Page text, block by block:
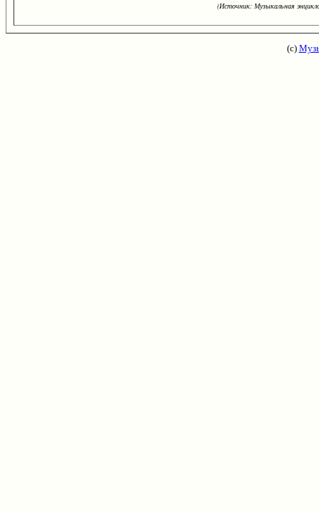
(Источник: Музыкальная
(с)